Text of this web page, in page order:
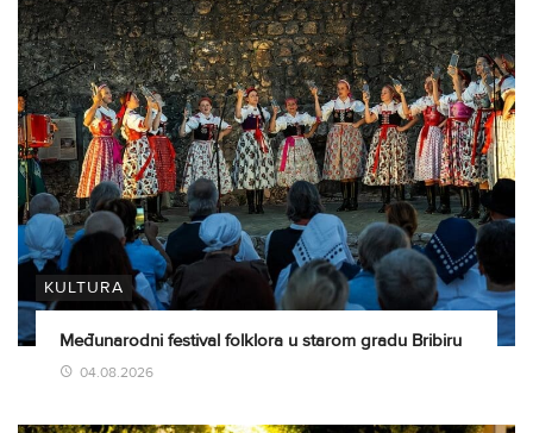
KULTURA
Međunarodni festival folklora u starom gradu Bribiru
04.08.2026